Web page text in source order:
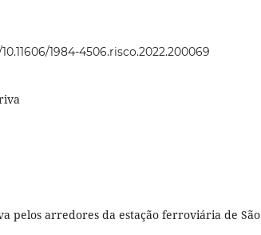
1984-4506.risco.2022.200069
pelos arredores da estação ferroviária de São